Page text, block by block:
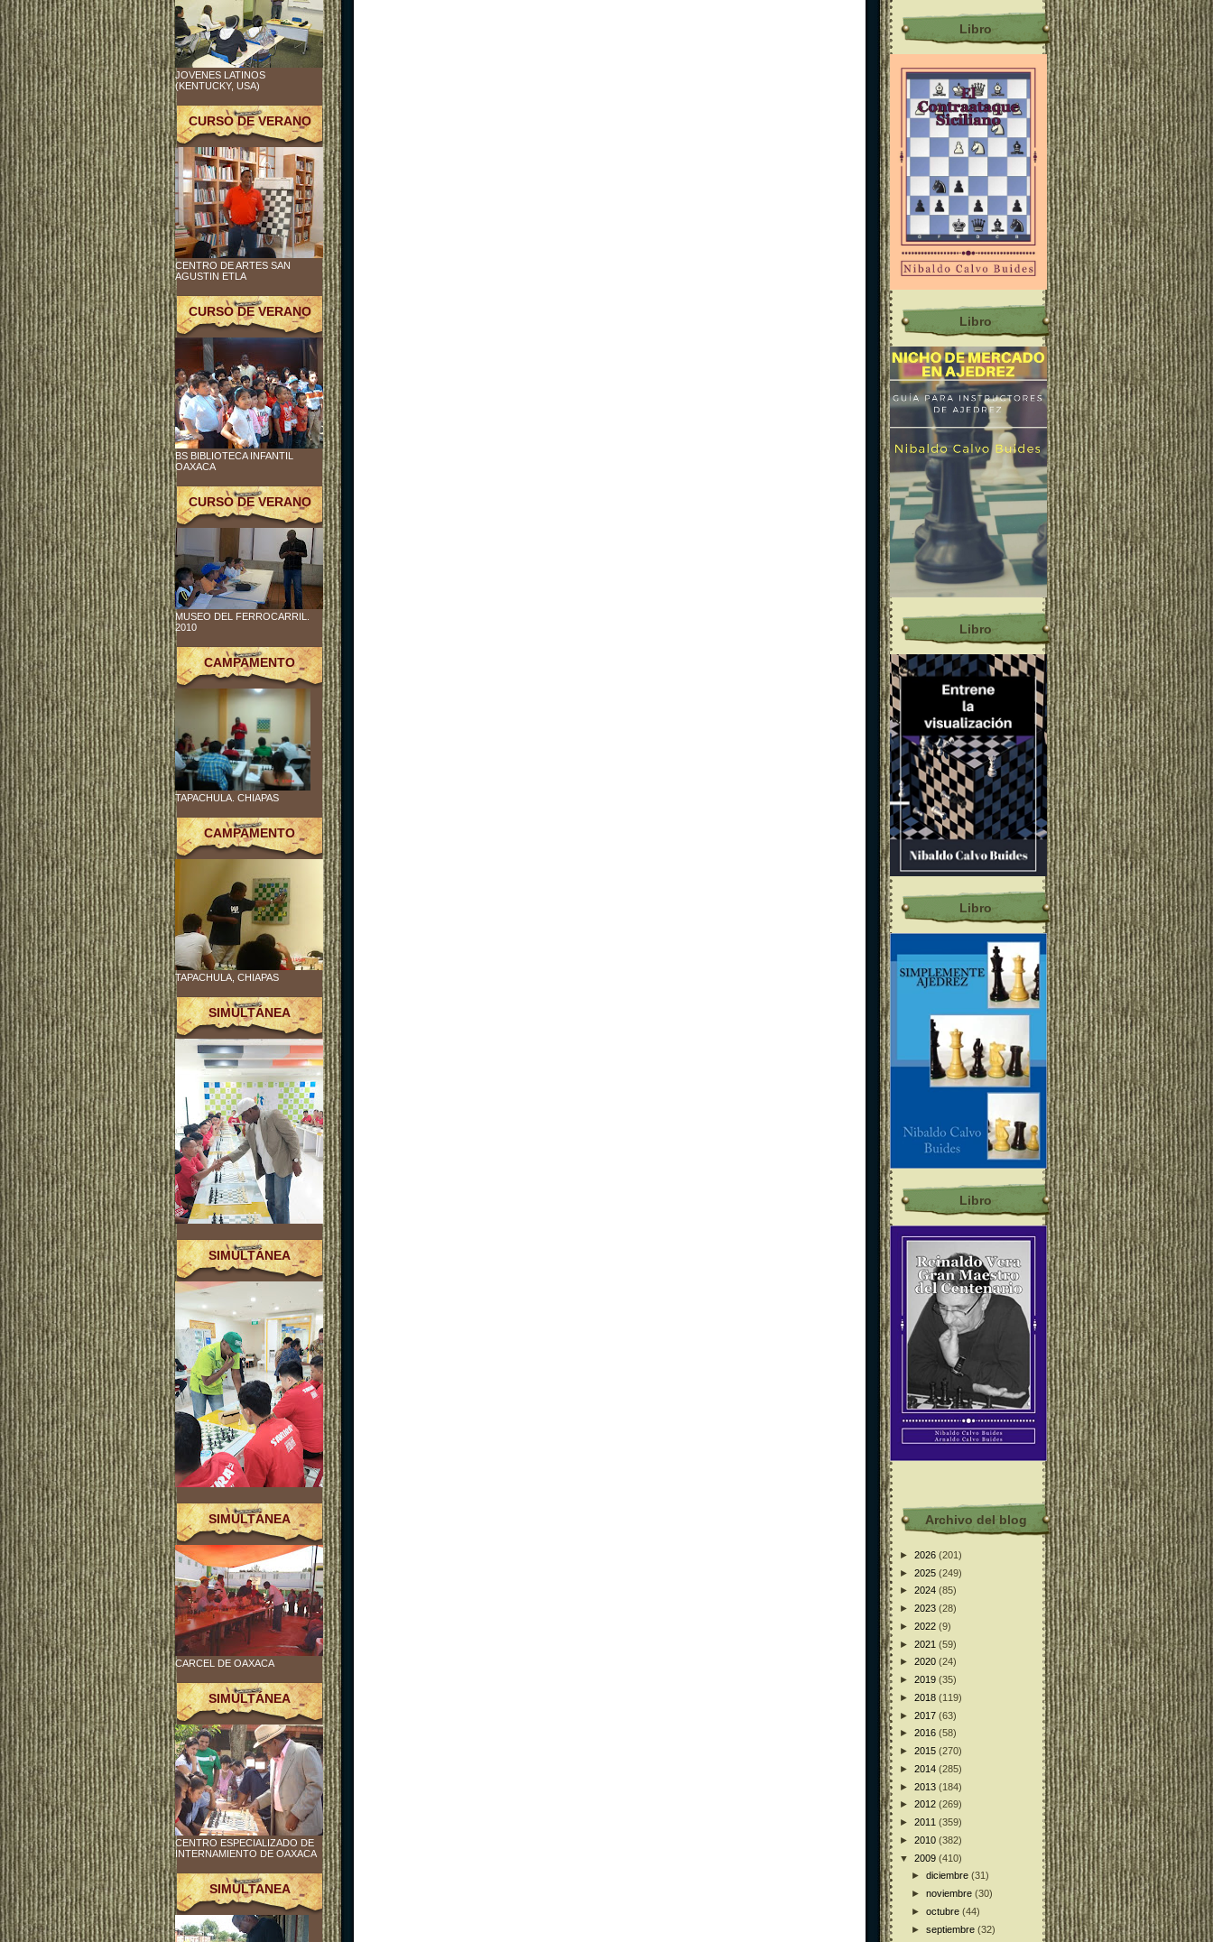
JOVENES LATINOS
(KENTUCKY, USA)
CURSO DE VERANO
CENTRO DE ARTES SAN
AGUSTIN ETLA
CURSO DE VERANO
BS BIBLIOTECA INFANTIL
OAXACA
CURSO DE VERANO
MUSEO DEL FERROCARRIL.
2010
CAMPAMENTO
TAPACHULA. CHIAPAS
CAMPAMENTO
TAPACHULA, CHIAPAS
SIMULTÁNEA
SIMULTÁNEA
SIMULTÁNEA
CARCEL DE OAXACA
SIMULTÁNEA
CENTRO ESPECIALIZADO DE
INTERNAMIENTO DE OAXACA
SIMULTANEA
Libro
Libro
Libro
Libro
Libro
Archivo del blog
► 2026 (201)
► 2025 (249)
► 2024 (85)
► 2023 (28)
► 2022 (9)
► 2021 (59)
► 2020 (24)
► 2019 (35)
► 2018 (119)
► 2017 (63)
► 2016 (58)
► 2015 (270)
► 2014 (285)
► 2013 (184)
► 2012 (269)
► 2011 (359)
► 2010 (382)
▼ 2009 (410)
►diciembre(31)
►noviembre(30)
►octubre(44)
►septiembre(32)